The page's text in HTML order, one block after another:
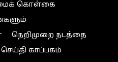
கொள்கை
நெறிமுறை நடத்தை
செய்தி காப்பகம்